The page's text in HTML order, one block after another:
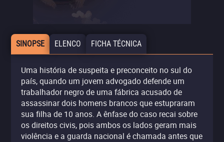
SINOPSE ELENCO FICHA TÉCNICA
Uma história de suspeita e preconceito no sul do
país, quando um jovem advogado defende um
trabalhador negro de uma fábrica acusado de
assassinar dois homens brancos que estupraram
sua filha de 10 anos. A ênfase do caso recai sobre
os direitos civis, pois ambos os lados geram mais
violência e a guarda nacional é chamada antes que